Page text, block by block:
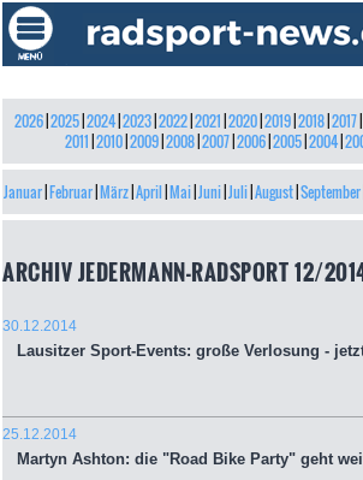
2026| 2025| 2024| 2023| 2022| 2021 2020| 2019| 2018| 2017|
2011 2010| 2009| 2008| 2007| 2006| 2005| 2004|
Januar Februar März April Mai Juni Juli August September
ARCHIV JEDERMANN-RADSPORT 12/
30.12.2014
Lausitzer Sport-Events: große Verlosung -
25.12.2014
Martyn Ashton: die "Road Bike Party" geht